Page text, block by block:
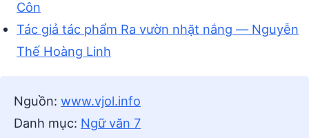
Côn
Tác giả tác phẩm Ra vườn nhặt nắng — Nguyễn
Thế Hoàng Linh
Nguồn: www.vjol.info
Danh mục: Ngữ văn 7